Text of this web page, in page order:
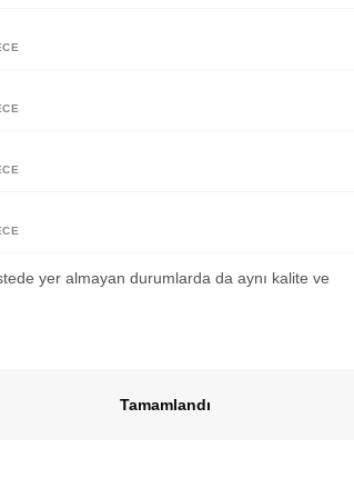
yer almayan durumlarda da aynı kalite ve
Tamamlandı